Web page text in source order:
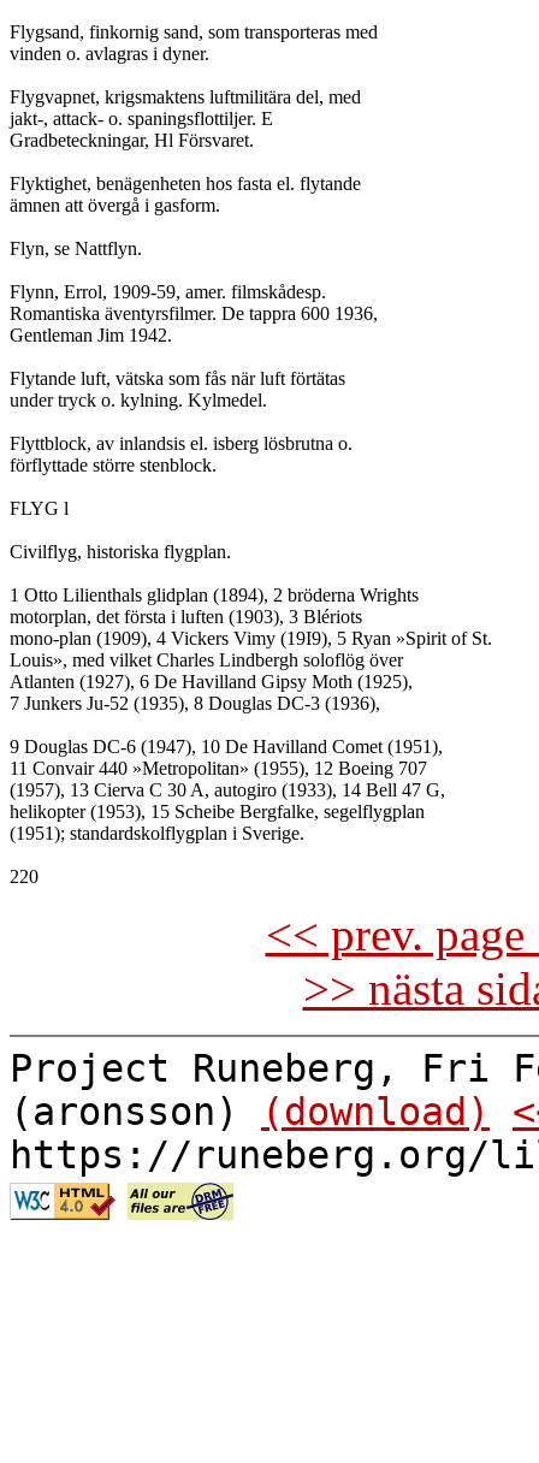
Flygsand, finkornig sand, som transporteras med
vinden o. avlagras i dyner.
Flygvapnet, krigsmaktens luftmilitära del, med
jakt-, attack- o. spaningsflottiljer. E
Gradbeteckningar, Hl Försvaret.
Flyktighet, benägenheten hos fasta el. flytande
ämnen att övergå i gasform.
Flyn, se Nattflyn.
Flynn, Errol, 1909-59, amer. filmskådesp.
Romantiska äventyrsfilmer. De tappra 600 1936,
Gentleman Jim 1942.
Flytande luft, vätska som fås när luft förtätas
under tryck o. kylning. Kylmedel.
Flyttblock, av inlandsis el. isberg lösbrutna o.
förflyttade större stenblock.
FLYG l
Civilflyg, historiska flygplan.
1 Otto Lilienthals glidplan (1894), 2 bröderna Wrights
motorplan, det första i luften (1903), 3 Blériots
mono-plan (1909), 4 Vickers Vimy (19I9), 5 Ryan »Spirit of St.
Louis», med vilket Charles Lindbergh soloflög över
Atlanten (1927), 6 De Havilland Gipsy Moth (1925),
7 Junkers Ju-52 (1935), 8 Douglas DC-3 (1936),
9 Douglas DC-6 (1947), 10 De Havilland Comet (1951),
11 Convair 440 »Metropolitan» (1955), 12 Boeing 707
(1957), 13 Cierva C 30 A, autogiro (1933), 14 Bell 47 G,
helikopter (1953), 15 Scheibe Bergfalke, segelflygplan
(1951); standardskolflygplan i Sverige.
<< prev.
>> nästa
Project Runeberg, Fri
(aronsson)
(download)
https://runeberg.org/